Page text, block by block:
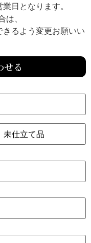
日となります。
、
るよう変更お願いい
せる